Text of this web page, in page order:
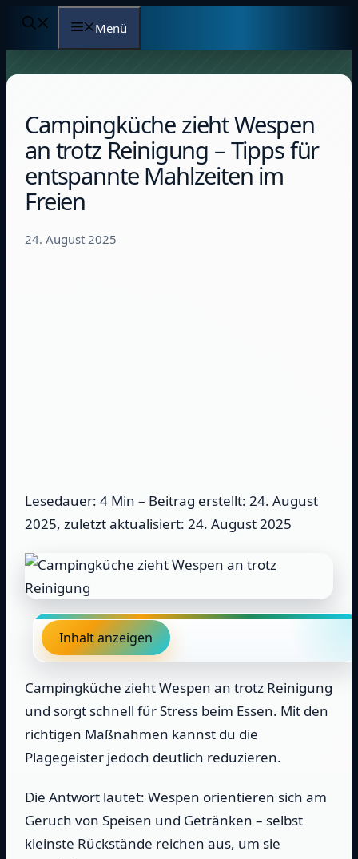
Zum
Menü
Campingküche zieht Wespen
an trotz Reinigung – Tipps für
entspannte Mahlzeiten im
Freien
24. August 2025
Lesedauer: 4 Min – Beitrag erstellt: 24. August
2025, zuletzt aktualisiert: 24. August 2025
Inhalt anzeigen
Campingküche zieht Wespen an trotz Reinigung
und sorgt schnell für Stress beim Essen. Mit den
richtigen Maßnahmen kannst du die
Plagegeister jedoch deutlich reduzieren.
Die Antwort lautet: Wespen orientieren sich am
Geruch von Speisen und Getränken – selbst
kleinste Rückstände reichen aus, um sie